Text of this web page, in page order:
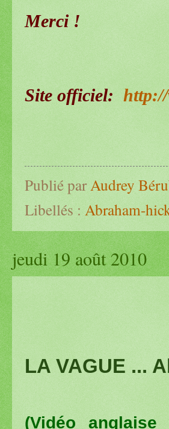
Merci !
Site officiel:
Publié par Audrey
Libellés : Abraham-
jeudi 19 août 2010
LA VAGUE ...
(Vidéo